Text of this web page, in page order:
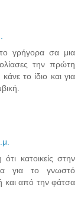
γρήγορα σα μια
την πρώτη
το ίδιο και για
κατοικείς στην
για το γνωστό
και από την φάτσα